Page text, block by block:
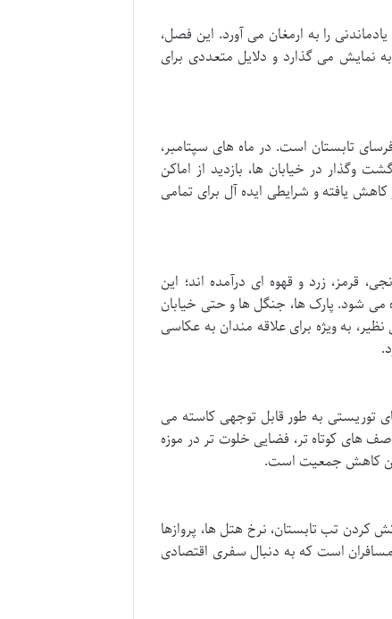
را به ارمغان می آورد. این فصل،
نمایش می گذارد و دلایل متعددی برای
تابستان است. در ماه های سپتامبر،
وگذار در خیابان ها، بازدید از اماکن
یافته و شرایطی ایده آل برای تمامی
قرمز، زرد و قهوه ای درآمده اند؛ این
شود. پارک ها، جنگل ها و حتی خیابان
به ویژه برای علاقه مندان به عکاسی
توریستی به طور قابل توجهی کاسته می
های کوتاه تر، فضایی خلوت تر در موزه
این کاهش جمعیت است.
تب تابستان، نرخ هتل ها، پروازها
است که به دنبال سفری اقتصادی